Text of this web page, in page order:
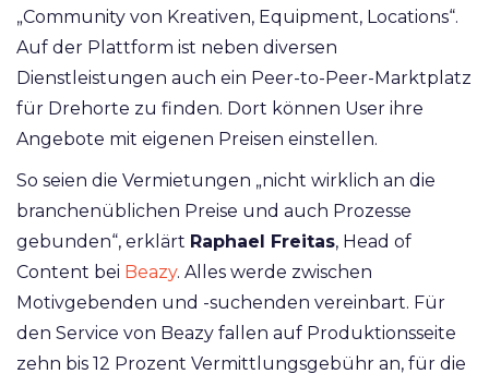
„Community von Kreativen, Equipment, Locations“.
Auf der Plattform ist neben diversen
Dienstleistungen auch ein Peer-to-Peer-Marktplatz
für Drehorte zu finden. Dort können User ihre
Angebote mit eigenen Preisen einstellen.
So seien die Vermietungen „nicht wirklich an die
branchenüblichen Preise und auch Prozesse
gebunden“, erklärt Raphael Freitas, Head of
Content bei Beazy. Alles werde zwischen
Motivgebenden und -suchenden vereinbart. Für
den Service von Beazy fallen auf Produktionsseite
zehn bis 12 Prozent Vermittlungsgebühr an, für die